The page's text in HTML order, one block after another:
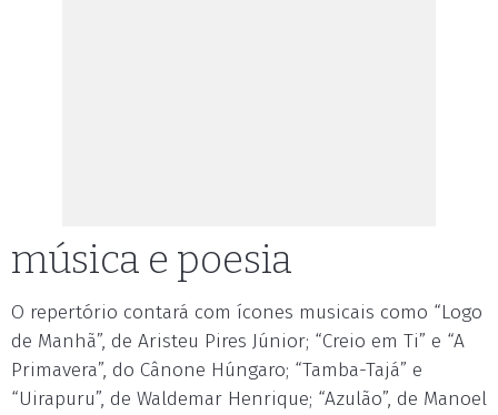
música e poesia
O repertório contará com ícones musicais como “Logo
de Manhã”, de Aristeu Pires Júnior; “Creio em Ti” e “A
Primavera”, do Cânone Húngaro; “Tamba-Tajá” e
“Uirapuru”, de Waldemar Henrique; “Azulão”, de Manoel